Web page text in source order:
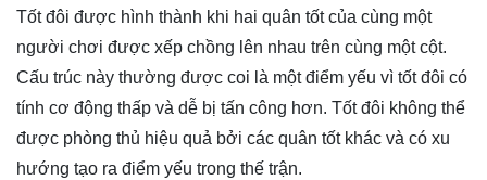
Tốt đôi được hình thành khi hai quân tốt của cùng một
người chơi được xếp chồng lên nhau trên cùng một cột.
Cấu trúc này thường được coi là một điểm yếu vì tốt đôi có
tính cơ động thấp và dễ bị tấn công hơn. Tốt đôi không thể
được phòng thủ hiệu quả bởi các quân tốt khác và có xu
hướng tạo ra điểm yếu trong thế trận.